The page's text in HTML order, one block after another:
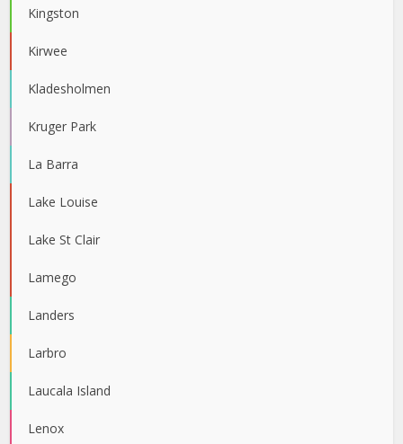
Kingston
Kirwee
Kladesholmen
Kruger Park
La Barra
Lake Louise
Lake St Clair
Lamego
Landers
Larbro
Laucala Island
Lenox